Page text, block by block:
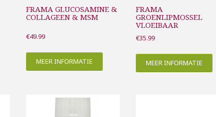
FRAMA GLUCOSAMINE &
COLLAGEEN & MSM
€49.99
MEER INFORMATIE
FRAMA
GROENLIPMOSSEL
VLOEIBAAR
€35.99
MEER INFORMATIE